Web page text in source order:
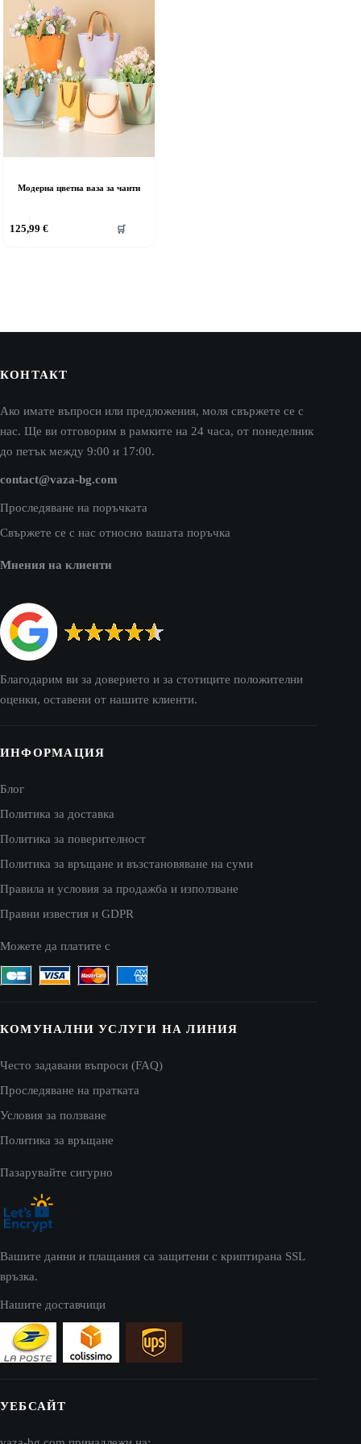
Модерна цветна ваза за чанти
125,99€ 🛒
КОНТАКТ
Ако имате въпроси или предложения, моля свържете се с
нас. Ще ви отговорим в рамките на 24 часа, от понеделник
до петък между 9:00 и 17:00.
contact@vaza-bg.com
Проследяване на поръчката
Свържете се с нас относно вашата поръчка
Мнения на клиенти
Благодарим ви за доверието и за стотиците положителни
оценки, оставени от нашите клиенти.
ИНФОРМАЦИЯ
Блог
Политика за доставка
Политика за поверителност
Политика за връщане и възстановяване на суми
Правила и условия за продажба и използване
Правни известия и GDPR
Можете да платите с
КОМУНАЛНИ УСЛУГИ НА ЛИНИЯ
Често задавани въпроси (FAQ)
Проследяване на пратката
Условия за ползване
Политика за връщане
Пазарувайте сигурно
Вашите данни и плащания са защитени с криптирана SSL
връзка.
Нашите доставчици
УЕБСАЙТ